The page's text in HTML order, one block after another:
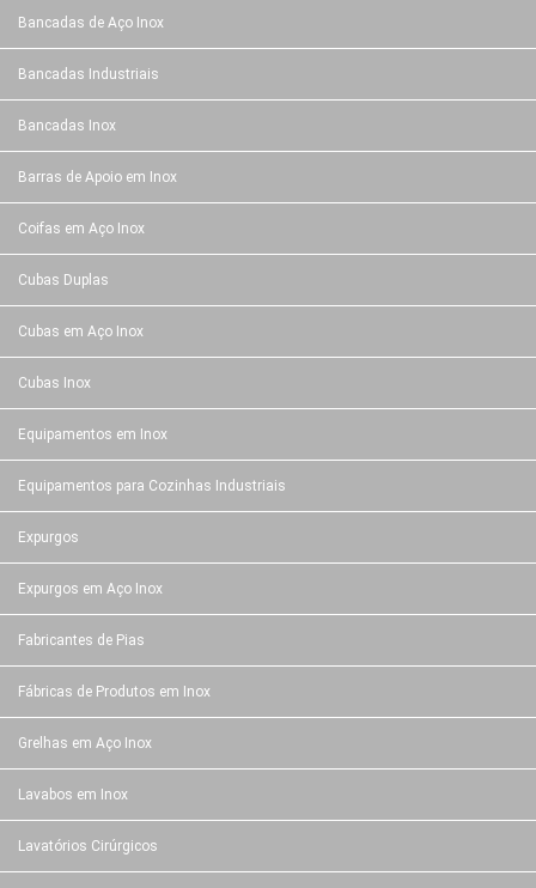
Bancadas de Aço Inox
Bancadas Industriais
Bancadas Inox
Barras de Apoio em Inox
Coifas em Aço Inox
Cubas Duplas
Cubas em Aço Inox
Cubas Inox
Equipamentos em Inox
Equipamentos para Cozinhas Industriais
Expurgos
Expurgos em Aço Inox
Fabricantes de Pias
Fábricas de Produtos em Inox
Grelhas em Aço Inox
Lavabos em Inox
Lavatórios Cirúrgicos